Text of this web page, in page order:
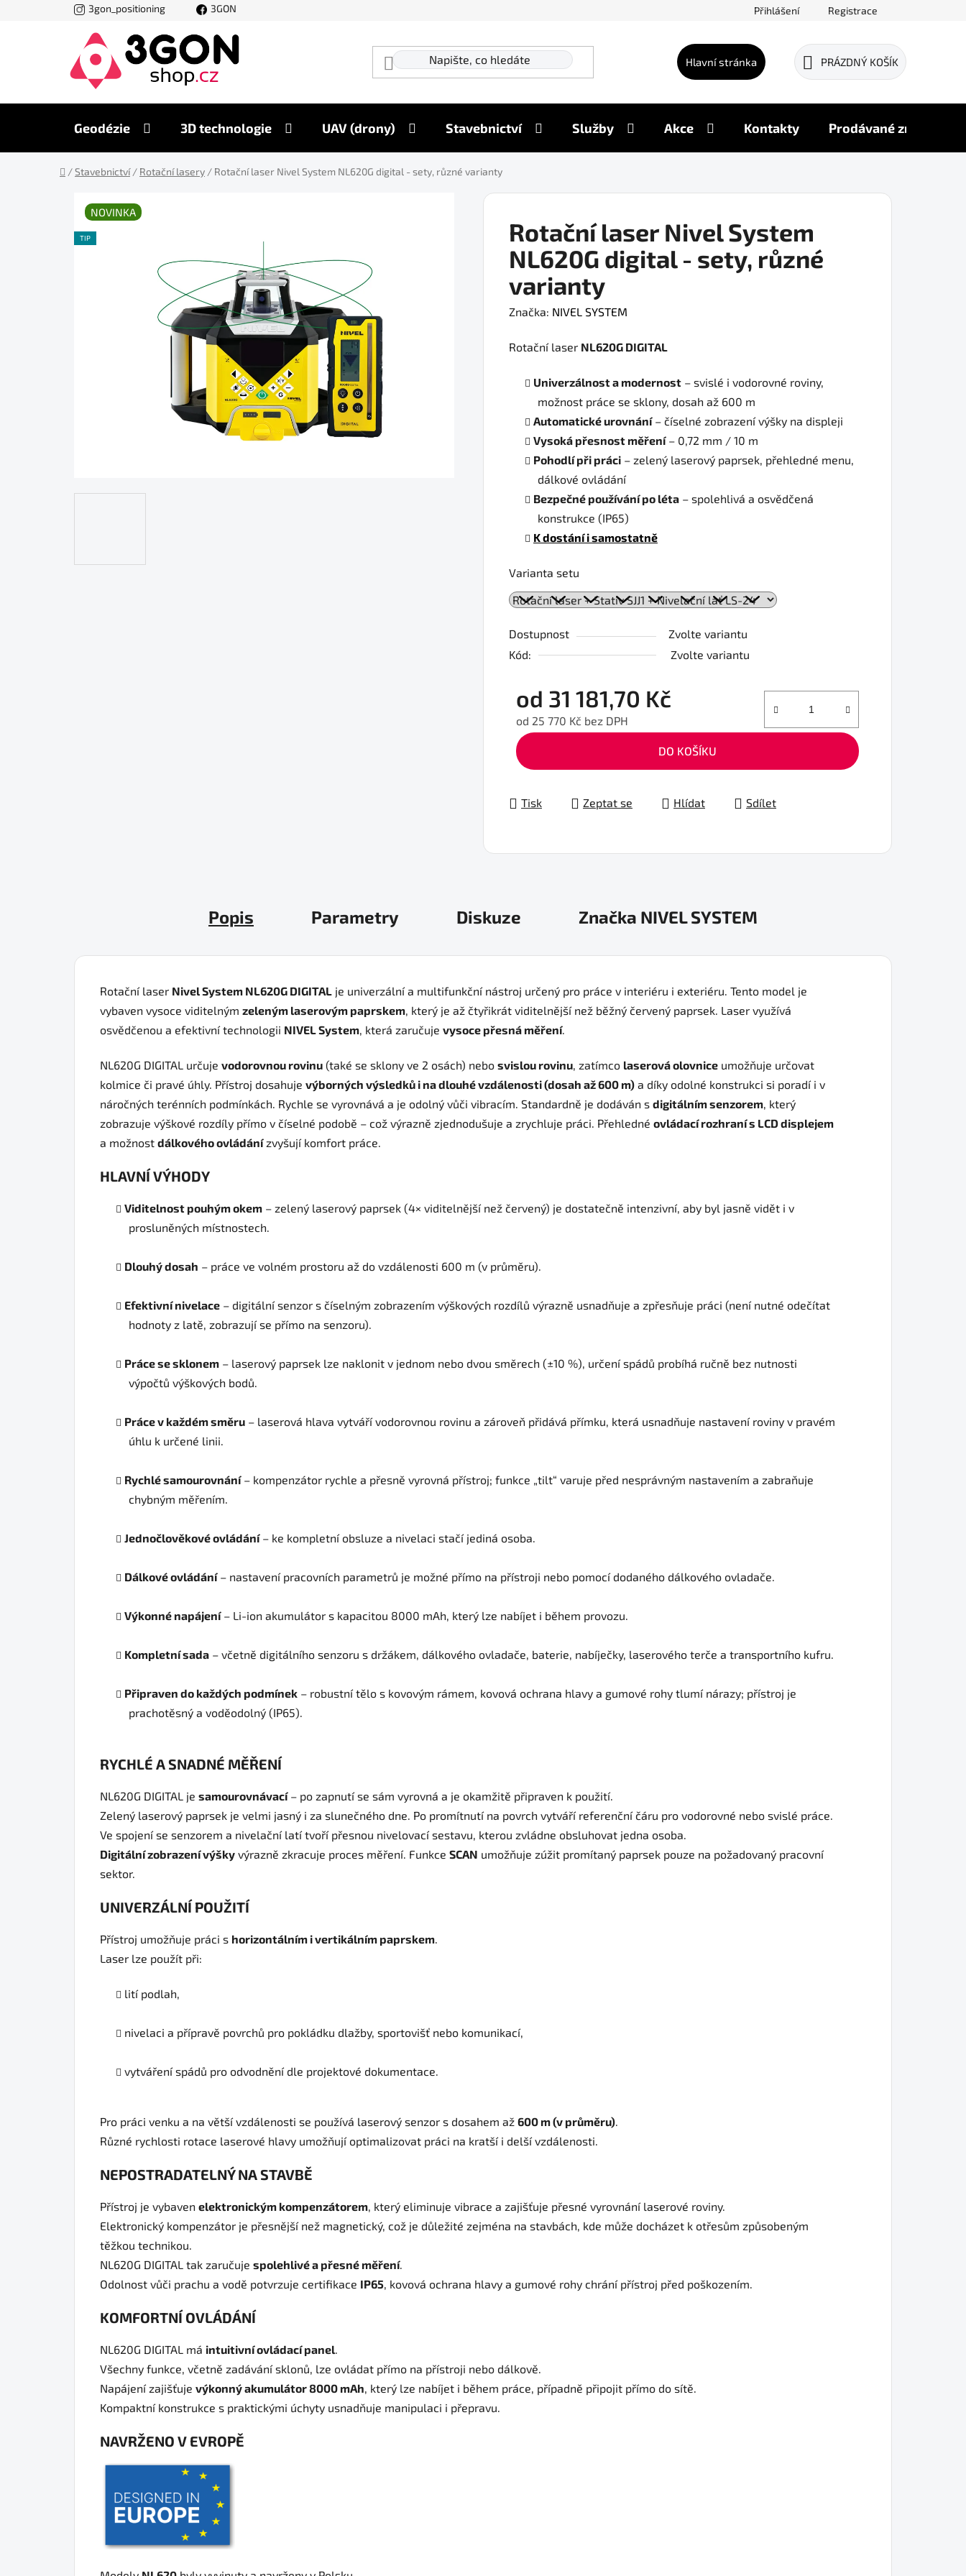
3gon_positioning 3GON Přihlášení Registrace
Hlavní stránka
NÁKUPNÍ
PRÁZDNÝ KOŠÍK
Geodézie 3D technologie UAV (drony) Stavebnictví Služby Akce Kontakty Prodávané značky
Domů
/Stavebnictví / Rotační lasery / Rotační laser Nivel System NL620G digital - sety, různé varianty
Rotační laser Nivel System
NL620G digital - sety, různé
varianty
Značka: NIVEL SYSTEM
Rotační laser NL620G DIGITAL
Univerzálnost a modernost – svislé i vodorovné roviny,
možnost práce se sklony, dosah až 600 m
Automatické urovnání– číselné zobrazení výšky na displeji
Vysoká přesnost měření– 0,72 mm / 10 m
Pohodlí při práci – zelený laserový paprsek, přehledné menu,
dálkové ovládání
Bezpečné používání po léta – spolehlivá a osvědčená
konstrukce (IP65)
K dostání i samostatně
Varianta setu
Dostupnost
Zvolte variantu
Kód:
Zvolte variantu
od 31 181,70 Kč
od 25 770 Kč bez DPH
Měrná cena:
DO KOŠÍKU
Tisk Zeptat se Hlídat Sdílet
NOVINKA
TIP
Popis Parametry Diskuze Značka NIVEL SYSTEM
Rotační laser Nivel System NL620G DIGITAL je univerzální a multifunkční nástroj určený pro práce v interiéru i exteriéru. Tento model je
vybaven vysoce viditelným zeleným laserovým paprskem, který je až čtyřikrát viditelnější než běžný červený paprsek. Laser využívá
osvědčenou a efektivní technologii NIVEL System, která zaručuje vysoce přesná měření.
NL620G DIGITAL určuje vodorovnou rovinu (také se sklony ve 2 osách) nebo svislou rovinu, zatímco laserová olovnice umožňuje určovat
kolmice či pravé úhly. Přístroj dosahuje výborných výsledků i na dlouhé vzdálenosti (dosah až 600 m) a díky odolné konstrukci si poradí i v
náročných terénních podmínkách. Rychle se vyrovnává a je odolný vůči vibracím. Standardně je dodáván s digitálním senzorem, který
zobrazuje výškové rozdíly přímo v číselné podobě – což výrazně zjednodušuje a zrychluje práci. Přehledné ovládací rozhraní s LCD displejem
a možnost dálkového ovládánízvyšují komfort práce.
HLAVNÍ VÝHODY
Viditelnost pouhým okem – zelený laserový paprsek (4× viditelnější než červený) je dostatečně intenzivní, aby byl jasně vidět i v
prosluněných místnostech.
Dlouhý dosah – práce ve volném prostoru až do vzdálenosti 600 m (v průměru).
Efektivní nivelace – digitální senzor s číselným zobrazením výškových rozdílů výrazně usnadňuje a zpřesňuje práci (není nutné odečítat
hodnoty z latě, zobrazují se přímo na senzoru).
Práce se sklonem – laserový paprsek lze naklonit v jednom nebo dvou směrech (±10 %), určení spádů probíhá ručně bez nutnosti
výpočtů výškových bodů.
Práce v každém směru – laserová hlava vytváří vodorovnou rovinu a zároveň přidává přímku, která usnadňuje nastavení roviny v pravém
úhlu k určené linii.
Rychlé samourovnání– kompenzátor rychle a přesně vyrovná přístroj; funkce „tilt“ varuje před nesprávným nastavením a zabraňuje
chybným měřením.
Jednočlověkové ovládání– ke kompletní obsluze a nivelaci stačí jediná osoba.
Dálkové ovládání– nastavení pracovních parametrů je možné přímo na přístroji nebo pomocí dodaného dálkového ovladače.
Výkonné napájení– Li-ion akumulátor s kapacitou 8000 mAh, který lze nabíjet i během provozu.
Kompletní sada – včetně digitálního senzoru s držákem, dálkového ovladače, baterie, nabíječky, laserového terče a transportního kufru.
Připraven do každých podmínek – robustní tělo s kovovým rámem, kovová ochrana hlavy a gumové rohy tlumí nárazy; přístroj je
prachotěsný a voděodolný (IP65).
RYCHLÉ A SNADNÉ MĚŘENÍ
NL620G DIGITAL je samourovnávací– po zapnutí se sám vyrovná a je okamžitě připraven k použití.
Zelený laserový paprsek je velmi jasný i za slunečného dne. Po promítnutí na povrch vytváří referenční čáru pro vodorovné nebo svislé práce.
Ve spojení se senzorem a nivelační latí tvoří přesnou nivelovací sestavu, kterou zvládne obsluhovat jedna osoba.
Digitální zobrazení výšky výrazně zkracuje proces měření. Funkce SCAN umožňuje zúžit promítaný paprsek pouze na požadovaný pracovní
sektor.
UNIVERZÁLNÍ POUŽITÍ
Přístroj umožňuje práci s horizontálním i vertikálním paprskem.
Laser lze použít při:
lití podlah,
nivelaci a přípravě povrchů pro pokládku dlažby, sportovišť nebo komunikací,
vytváření spádů pro odvodnění dle projektové dokumentace.
Pro práci venku a na větší vzdálenosti se používá laserový senzor s dosahem až 600 m (v průměru).
Různé rychlosti rotace laserové hlavy umožňují optimalizovat práci na kratší i delší vzdálenosti.
NEPOSTRADATELNÝ NA STAVBĚ
Přístroj je vybaven elektronickým kompenzátorem, který eliminuje vibrace a zajišťuje přesné vyrovnání laserové roviny.
Elektronický kompenzátor je přesnější než magnetický, což je důležité zejména na stavbách, kde může docházet k otřesům způsobeným
těžkou technikou.
NL620G DIGITAL tak zaručuje spolehlivé a přesné měření.
Odolnost vůči prachu a vodě potvrzuje certifikace IP65, kovová ochrana hlavy a gumové rohy chrání přístroj před poškozením.
KOMFORTNÍ OVLÁDÁNÍ
NL620G DIGITAL má intuitivní ovládací panel.
Všechny funkce, včetně zadávání sklonů, lze ovládat přímo na přístroji nebo dálkově.
Napájení zajišťuje výkonný akumulátor 8000 mAh, který lze nabíjet i během práce, případně připojit přímo do sítě.
Kompaktní konstrukce s praktickými úchyty usnadňuje manipulaci i přepravu.
NAVRŽENO V EVROPĚ